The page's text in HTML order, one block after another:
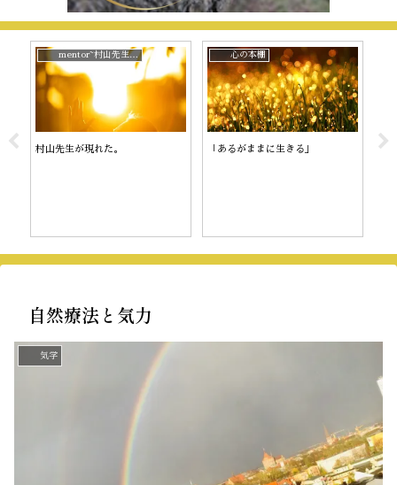
mentor~村山先生と。
村山先生が現れた。
心の本棚
「あるがままに生きる」 陰
自然療法と気力
気学